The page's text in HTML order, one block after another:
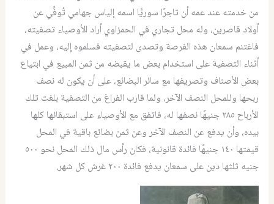
من خدمته عند عمه أن تاجرًا سوريًّا اسمه إلياس جهامي تُوفِّي عن
أولاد قاصرين، وله محل تجاري في الحمزاوي أراد الأوصياء تصفيته،
فاغتنم سمعان هذه الفرصة وتصدى لتصفيته فسلموه إليه، وعمل في
أثناء التصفية على استخدام بعض ما يقبضه من ثمن المبيع في ابتياع
بعض الأصناف وتصريفها مع سائر البضائع، على أن يكون له نصف
ربحها وللمحل النصف الآخر، ولما قارب الفراغ من التصفية بلغت تلك
الأرباح ٢٨٥ جنيهًا نصفها له، فاتفق مع الأوصياء على استبقائها كلها
بيده، وأن يدفع عن النصف الآخر وعن ثمن بضائع باقية في المحل
قيمتها ١٤٠ جنيهًا فائدة قانونية، فكان رأس مال ذلك المحل نحو ٥٠٠
جنيه ثلثها دين على سمعان يدفع فائدة ٢٠٠ غرش كل شهر.